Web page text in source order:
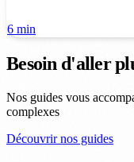
6 min
Besoin d'aller
Nos guides vous
complexes
Découvrir nos guides